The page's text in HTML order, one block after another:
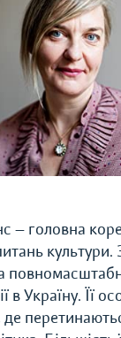
— головна
культури.
в Україну. Її
де